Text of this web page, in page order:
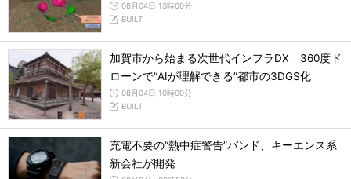
08月04日 13時00分
BUILT
加賀市から始まる次世代インフラDX 360度ド
ローンで“AIが理解できる”都市の3DGS化
08月04日 10時00分
BUILT
充電不要の“熱中症警告”バンド、キーエンス系
新会社が開発